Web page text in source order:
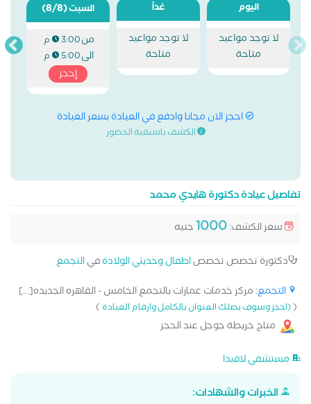
اليوم
لا توجد مواعيد
متاحة
غداً
لا توجد مواعيد
متاحة
السبت(8/8)
من3:00 م
الى5:00 م
إحجز
احجز الان مجانا وادفع في العيادة بسعر العيادة
الكشف باسبقية الحضور
تفاصيل عيادة دكتورة هايدي محمد
سعر الكشف:1000جنيه
دكتورة تخصص تخصصاطفال وحديثي الولادةفيالتجمع
التجمع: مركز خدمات عمارات بالتجمع الخامس - القاهره الجديده[...]
((احجز وسوف يصلك العنوان بالكامل وارقام العيادة)
متاح خريطة جوجل عند الحجز
مستشفي لافيدا
الخبرات والشهادات: